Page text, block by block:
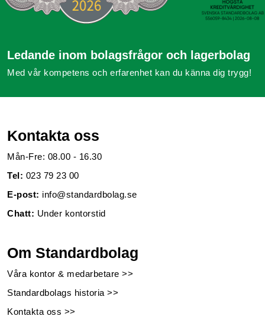
Ledande inom bolagsfrågor och lagerbolag
Med vår kompetens och erfarenhet kan du känna dig trygg!
Kontakta oss
Mån-Fre: 08.00 - 16.30
Tel: 023 79 23 00
E-post: info@standardbolag.se
Chatt: Under kontorstid
Om Standardbolag
Våra kontor & medarbetare >>
Standardbolags historia >>
Kontakta oss >>